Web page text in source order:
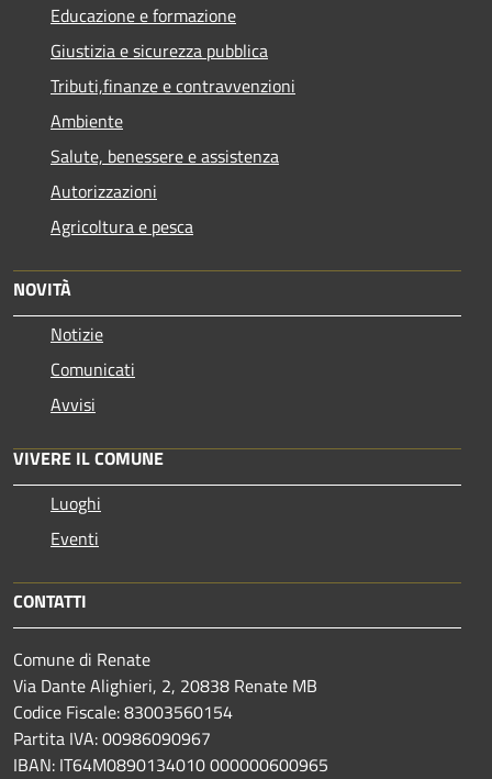
Educazione e formazione
Giustizia e sicurezza pubblica
Tributi,finanze e contravvenzioni
Ambiente
Salute, benessere e assistenza
Autorizzazioni
Agricoltura e pesca
NOVITÀ
Notizie
Comunicati
Avvisi
VIVERE IL COMUNE
Luoghi
Eventi
CONTATTI
Comune di Renate
Via Dante Alighieri, 2, 20838 Renate MB
Codice Fiscale: 83003560154
Partita IVA: 00986090967
IBAN: IT64M0890134010 000000600965